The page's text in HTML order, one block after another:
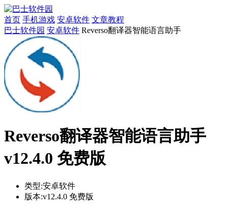
首页 手机游戏 安卓软件 文章教程
巴士软件园 安卓软件 Reverso翻译器智能语言助手
Reverso翻译器智能语言助手
v12.4.0 免费版
类型:安卓软件
版本:v12.4.0 免费版